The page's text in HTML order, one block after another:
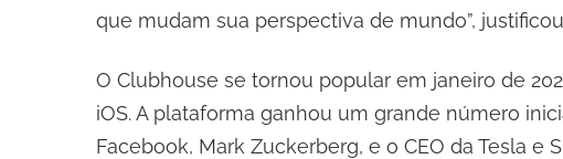
que mudam sua perspectiva de mundo”,
O Clubhouse se tornou popular em janeiro de
iOS. A plataforma ganhou um grande número
Facebook, Mark Zuckerberg, e o CEO da Tesla